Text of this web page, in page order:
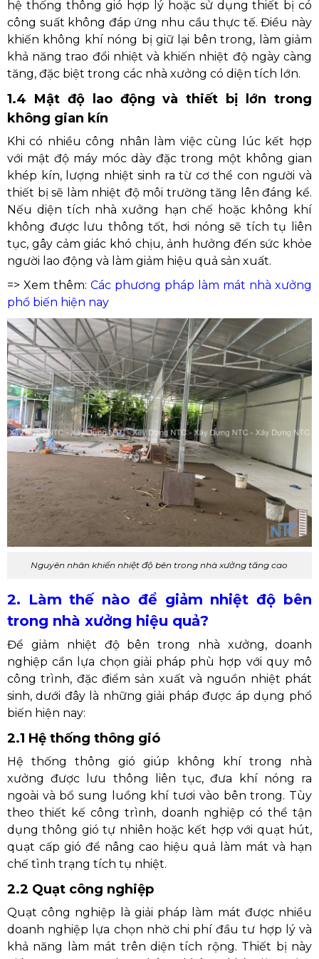
hệ thống thông gió hợp lý hoặc sử dụng thiết bị có
công suất không đáp ứng nhu cầu thực tế. Điều này
khiến không khí nóng bị giữ lại bên trong, làm giảm
khả năng trao đổi nhiệt và khiến nhiệt độ ngày càng
tăng, đặc biệt trong các nhà xưởng có diện tích lớn.
1.4 Mật độ lao động và thiết bị lớn trong
không gian kín
Khi có nhiều công nhân làm việc cùng lúc kết hợp
với mật độ máy móc dày đặc trong một không gian
khép kín, lượng nhiệt sinh ra từ cơ thể con người và
thiết bị sẽ làm nhiệt độ môi trường tăng lên đáng kể.
Nếu diện tích nhà xưởng hạn chế hoặc không khí
không được lưu thông tốt, hơi nóng sẽ tích tụ liên
tục, gây cảm giác khó chịu, ảnh hưởng đến sức khỏe
người lao động và làm giảm hiệu quả sản xuất.
=> Xem thêm: Các phương pháp làm mát nhà xưởng
phổ biến hiện nay
Nguyên nhân khiến nhiệt độ bên trong nhà xưởng tăng cao
2. Làm thế nào để giảm nhiệt độ bên
trong nhà xưởng hiệu quả?
Để giảm nhiệt độ bên trong nhà xưởng, doanh
nghiệp cần lựa chọn giải pháp phù hợp với quy mô
công trình, đặc điểm sản xuất và nguồn nhiệt phát
sinh, dưới đây là những giải pháp được áp dụng phổ
biến hiện nay:
2.1 Hệ thống thông gió
Hệ thống thông gió giúp không khí trong nhà
xưởng được lưu thông liên tục, đưa khí nóng ra
ngoài và bổ sung luồng khí tươi vào bên trong. Tùy
theo thiết kế công trình, doanh nghiệp có thể tận
dụng thông gió tự nhiên hoặc kết hợp với quạt hút,
quạt cấp gió để nâng cao hiệu quả làm mát và hạn
chế tình trạng tích tụ nhiệt.
2.2 Quạt công nghiệp
Quạt công nghiệp là giải pháp làm mát được nhiều
doanh nghiệp lựa chọn nhờ chi phí đầu tư hợp lý và
khả năng làm mát trên diện tích rộng. Thiết bị này